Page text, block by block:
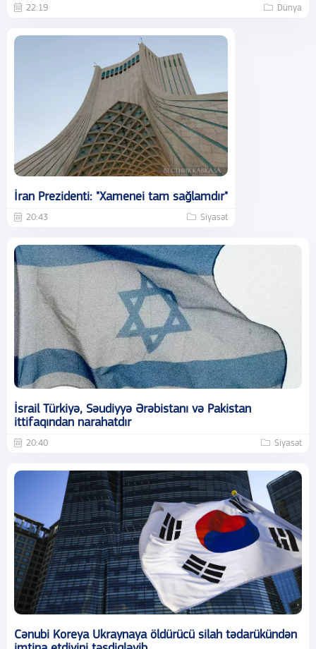
22:19 Dünya
İran Prezidenti: "Xamenei tam sağlamdır"
20:43 Siyasət
İsrail Türkiyə, Səudiyyə Ərəbistanı və Pakistan
ittifaqından narahatdır
20:40 Siyasət
Cənubi Koreya Ukraynaya öldürücü silah tədarükündən